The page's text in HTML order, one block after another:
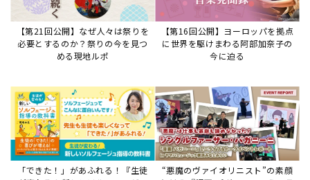
ード活用術
サイトからのお知らせ